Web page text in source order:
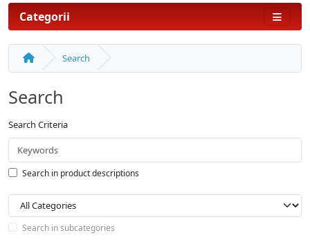
Categorii
Search
Search
Search Criteria
Search in product descriptions
Search in subcategories